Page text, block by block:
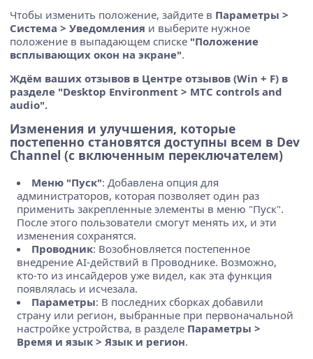
Чтобы изменить положение, зайдите в Параметры >
Система > Уведомления и выберите нужное
положение в выпадающем списке "Положение
всплывающих окон на экране".
Ждём ваших отзывов в Центре отзывов (Win + F) в
разделе "Desktop Environment > MTC controls and
audio".
Изменения и улучшения, которые
постепенно становятся доступны всем в Dev
Channel (с включенным переключателем)
Меню "Пуск": Добавлена опция для
администраторов, которая позволяет один раз
применить закрепленные элементы в меню "Пуск".
После этого пользователи смогут менять их, и эти
изменения сохранятся.
Проводник: Возобновляется постепенное
внедрение AI-действий в Проводнике. Возможно,
кто-то из инсайдеров уже видел, как эта функция
появлялась и исчезала.
Параметры: В последних сборках добавили
страну или регион, выбранные при первоначальной
настройке устройства, в разделе Параметры >
Время и язык > Язык и регион.